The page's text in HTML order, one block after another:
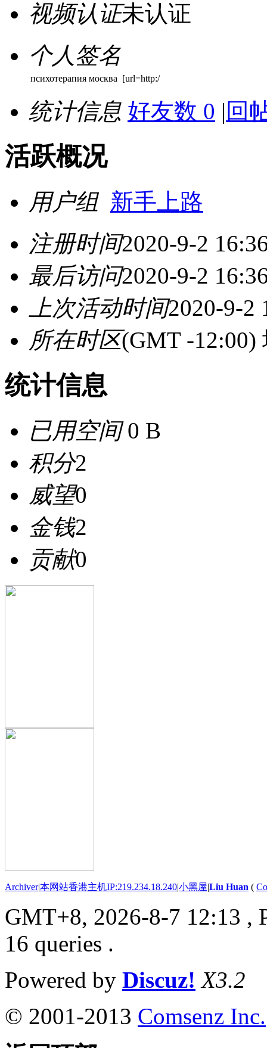
视频认证未认证
个人签名
психотерапия москва [url=http:/
统计信息 好友数 0 | 回
活跃概况
用户组 新手上路
注册时间2020-9-2
最后访问2020-9-2
上次活动时间2020-9-2
所在时区(GMT -12:00)
统计信息
已用空间0 B
积分2
威望0
金钱2
贡献0
Archiver|本网站香港主机IP:219.234.18.240|小黑屋|Liu Huan (
GMT+8, 2026-8-7 12:13 ,
16 queries .
Powered by Discuz! X3.2
© 2001-2013 Comsenz Inc.